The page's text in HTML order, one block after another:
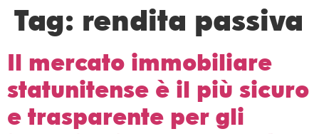
Tag: rendita passiva
Il mercato immobiliare
statunitense è il più sicuro
e trasparente per gli